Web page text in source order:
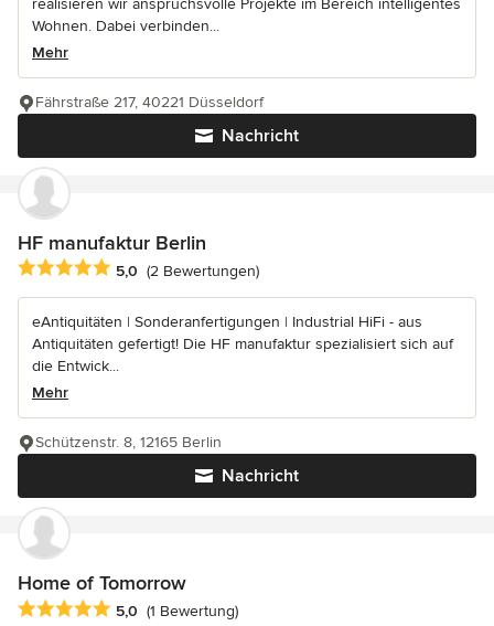
realisieren wir anspruchsvolle Projekte im Bereich intelligentes
Wohnen. Dabei verbinden...
Mehr
Nachricht
Fährstraße 217, 40221 Düsseldorf
HF manufaktur Berlin
Durchschnittliche Bewertung: 5 von 5 Sternen
5,0 (2 Bewertungen)
eAntiquitäten | Sonderanfertigungen | Industrial HiFi - aus
Antiquitäten gefertigt! Die HF manufaktur spezialisiert sich auf
die Entwick...
Mehr
Nachricht
Schützenstr. 8, 12165 Berlin
Home of Tomorrow
Durchschnittliche Bewertung: 5 von 5 Sternen
5,0 (1 Bewertung)